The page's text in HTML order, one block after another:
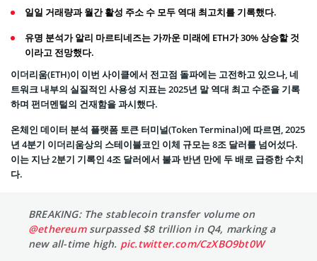
일일 거래량과 월간 활성 주소 수 모두 역대 최고치를 기록했다.
유명 분석가 알리 마르티네즈는 가까운 미래에 ETH가 30% 상승할 것
이라고 전망했다.
이더리움(ETH)이 이번 사이클에서 전고점 돌파에는 고전하고 있으나, 네
트워크 내부의 실질적인 사용성 지표는 2025년 말 역대 최고 수준을 기록
하며 펀더멘털의 건재함을 과시했다.
온체인 데이터 분석 플랫폼 토큰 터미널(Token Terminal)에 따르면, 2025
년 4분기 이더리움상의 스테이블코인 이체 규모는 8조 달러를 넘어섰다.
이는 지난 2분기 기록인 4조 달러에서 불과 반년 만에 두 배로 급증한 수치
다.
BREAKING: The stablecoin transfer volume on
@ethereumsurpassed $8 trillion in Q4, marking a
new all-time high. pic.twitter.com/CzXBO9bt0W